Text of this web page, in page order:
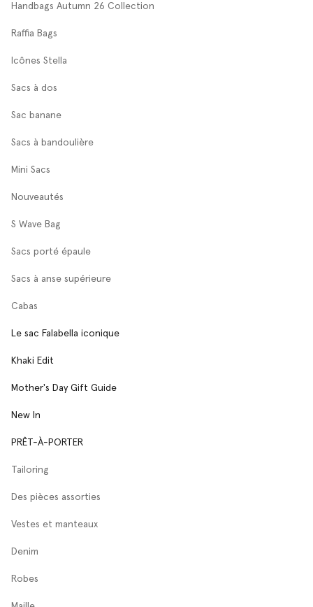
Handbags Autumn 26 Collection
Raffia Bags
Icônes Stella
Sacs à dos
Sac banane
Sacs à bandoulière
Mini Sacs
Nouveautés
S Wave Bag
Sacs porté épaule
Sacs à anse supérieure
Cabas
Le sac Falabella iconique
Khaki Edit
Mother's Day Gift Guide
New In
PRÊT-À-PORTER
Tailoring
Des pièces assorties
Vestes et manteaux
Denim
Robes